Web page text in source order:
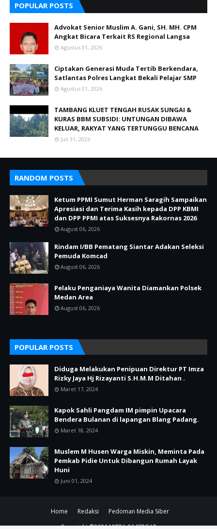
POPULAR POSTS
Advokat Senior Muslim A. Gani, SH. MH. CPM
Angkat Bicara Terkait RS Regional Langsa
Agustus 01, 2026
Ciptakan Generasi Muda Tertib Berkendara,
Satlantas Polres Langkat Bekali Pelajar SMP
Agustus 01, 2026
TAMBANG KLUET TENGAH RUSAK SUNGAI &
KURAS BBM SUBSIDI: UNTUNGAN DIBAWA
KELUAR, RAKYAT YANG TERTUNGGU BENCANA
Juli 31, 2026
RANDOM POSTS
Ketum PPMI Sumut Herman Saragih Sampaikan
Apresiasi dan Terima Kasih kepada DPP KBMI
dan DPP PPMI atas Suksesnya Rakornas 2026
August 06, 2026
Rindam I/BB Pematang Siantar Adakan Seleksi
Pemuda Komcad
August 06, 2026
Pelaku Penganiaya Wanita Diamankan Polsek
Medan Area
August 06, 2026
POPULAR POSTS
Diduga Melakukan Penipuan Direktur PT Imza
Rizky Jaya Hj Rizayanti S.H.M.M Ditahan .
Maret 17, 2024
Kapok Sahli Pangdam IM pimpin Upacara
Bendera Bulanan di lapangan Blang Padang.
Maret 18, 2024
Muslem M Husen Warga Miskin, Meminta Pada
Pemkab Pidie Untuk Dibangun Rumah Layak
Huni
Juni 01, 2024
Home Redaksi
Pedoman Media Siber
Copyright ©2026MITRA 86 SERGAP